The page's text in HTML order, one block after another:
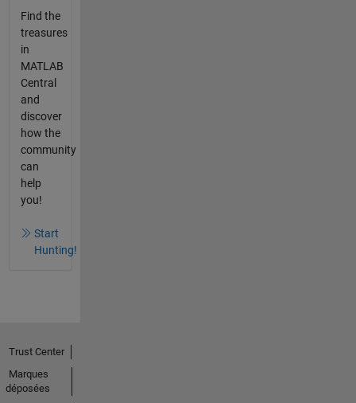
Find the
treasures
in
MATLAB
Central
and
discover
how the
community
can
help
you!
Start
Hunting!
Trust Center
Marques
déposées